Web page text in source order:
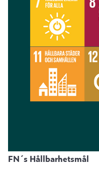
FN´s Hållbarhetsmål